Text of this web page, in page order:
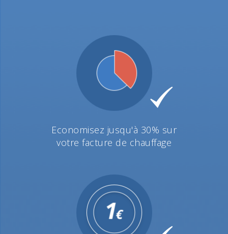
Economisez jusqu'à 30% sur
votre facture de chauffage